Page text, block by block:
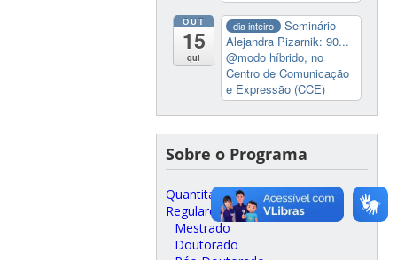
OUT
15
qui
dia inteiro
Seminário
Alejandra Pizarnik: 90...
@modo híbrido, no
Centro de Comunicação
e Expressão (CCE)
Sobre o Programa
Quantitativos
Regulares
Mestrado
Doutorado